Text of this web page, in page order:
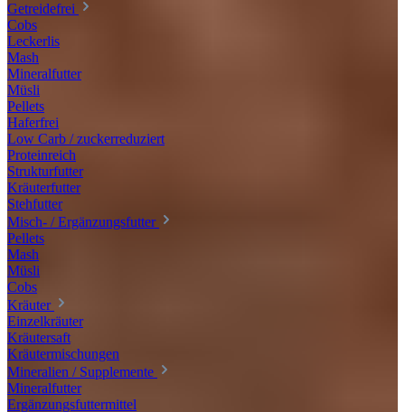
Getreidefrei
Cobs
Leckerlis
Mash
Mineralfutter
Müsli
Pellets
Haferfrei
Low Carb / zuckerreduziert
Proteinreich
Strukturfutter
Kräuterfutter
Stehfutter
Misch- / Ergänzungsfutter
Pellets
Mash
Müsli
Cobs
Kräuter
Einzelkräuter
Kräutersaft
Kräutermischungen
Mineralien / Supplemente
Mineralfutter
Ergänzungsfuttermittel